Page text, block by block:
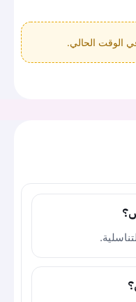
الوقت الحالي.